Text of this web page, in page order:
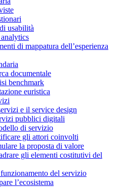
usabilità
di mappatura dell’esperienza
documentale
benchmark
euristica
e il service design
pubblici digitali
di servizio
gli attori coinvolti
la proposta di valore
gli elementi costitutivi del
del servizio
l’ecosistema